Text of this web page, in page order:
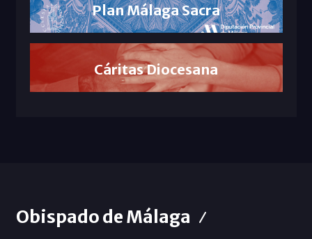
Plan Málaga Sacra
Cáritas Diocesana
Obispado de Málaga